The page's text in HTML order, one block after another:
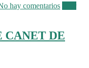
hay comentarios
CANET DE